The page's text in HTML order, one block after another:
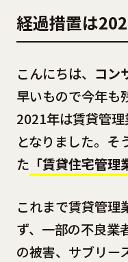
経過措置は
こんにちは、 コン
早いもので今年も
2021年は賃貸管
となりました。そ
た 「賃貸住宅管理
これまで賃貸管理
ず、一部の不良業
の被害、サブリー